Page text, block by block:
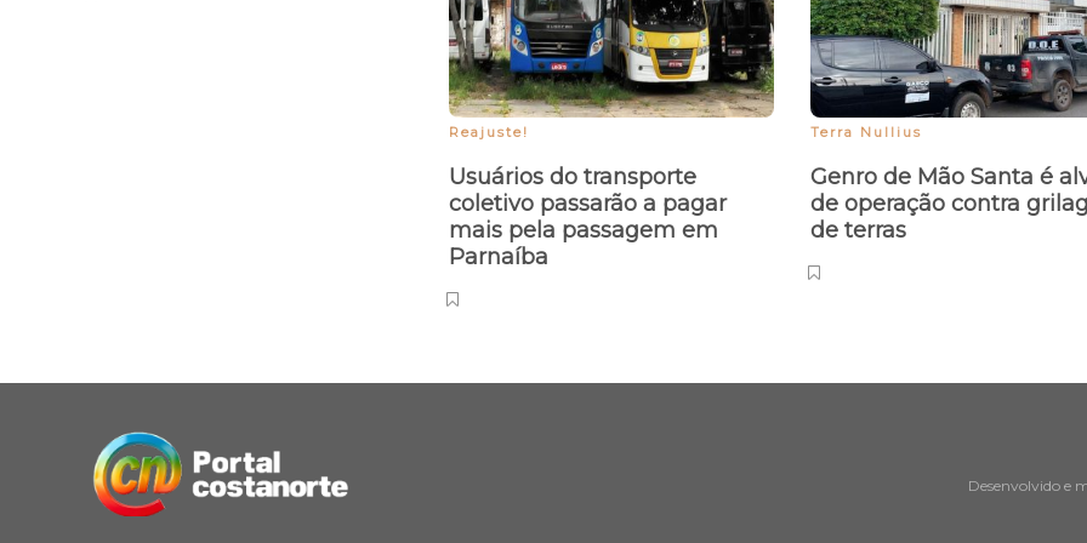
Reajuste!
Usuários do transporte
coletivo passarão a pagar
mais pela passagem em
Parnaíba
Terra Nullius
Genro de Mão Santa é
de operação contra
de terras
Desenvolvido e